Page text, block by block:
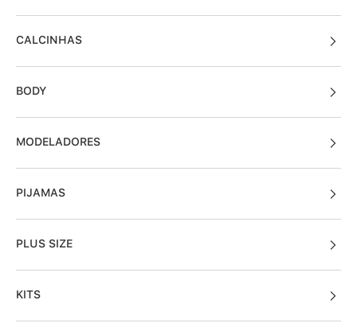
CALCINHAS
BODY
MODELADORES
PIJAMAS
PLUS SIZE
KITS